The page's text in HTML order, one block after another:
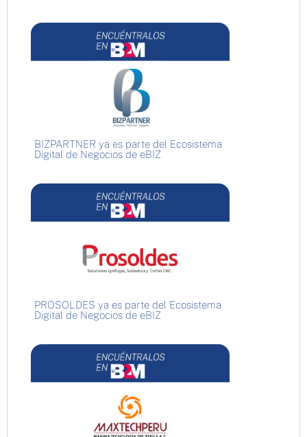
BIZPARTNER ya es parte del Ecosistema
Digital de Negocios de eBIZ
PROSOLDES ya es parte del Ecosistema
Digital de Negocios de eBIZ